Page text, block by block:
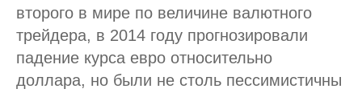
второго в мире по величине валютного
трейдера, в 2014 году прогнозировали
падение курса евро относительно
доллара, но были не столь пессимистичны